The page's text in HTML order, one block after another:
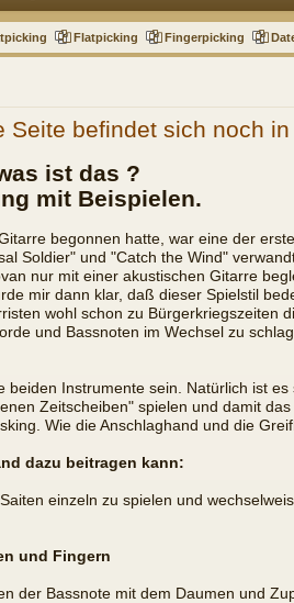
Flatpicking Fingerpicking
Seite befindet sich noch
ist das ?
mit Beispielen.
begonnen hatte, war eine der
Soldier" und "Catch the Wind"
nur mit einer akustischen Gitarre
mir dann klar, daß dieser Spielstil
wohl schon zu Bürgerkriegszeiten
und Bassnoten im Wechsel zu
beiden Instrumente sein. Natürlich ist
Zeitscheiben" spielen und damit
Wie die Anschlaghand und die
dazu beitragen kann:
einzeln zu spielen und
und Fingern
der Bassnote mit dem Daumen und